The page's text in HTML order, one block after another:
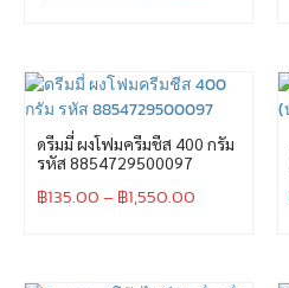
ดรีมมี่ ผงโฟมครีมชีส 400 กรัม
รหัส 8854729500097
฿135.00– ฿1,550.00